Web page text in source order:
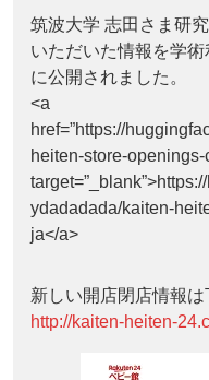
筑波大学 志田さま研
いただいた情報を学
に公開されました。
<a
href=”https://
heiten-store-openings-
ydadadada/kaiten-
ja</a>
新しい開店閉店情報は
http://kaiten-heiten-